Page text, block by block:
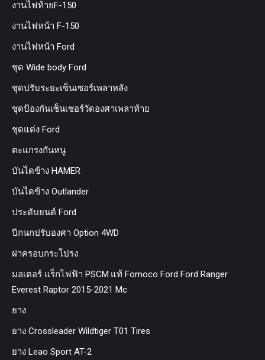
งานไฟท้ายF-150
งานไฟหน้า F-150
งานไฟหน้า Ford
ชุด Wide body Ford
ชุดปรับระยะเซ็นเซอร์เพลาหลัง
ชุดป้องกันเซ็นเซอร์วัดองศาเพลาท้าย
ชุดแต่ง Ford
ตะแกรงกันหนู
บันไดข้าง HAMER
บันไดข้าง Outlander
ประดับยนต์ Ford
ปีกนกปรับองศา Option 4WD
ฝาครอบกระโปรง
มอเตอร์ แร็กไฟฟ้า PSCM.แท้ Fomoco Ford Ford Ranger
Everest Raptor 2015-2021 Mc
ยาง
ยาง Crossleader Wildtiger T01 Tires
ยาง Leao Sport AT-2